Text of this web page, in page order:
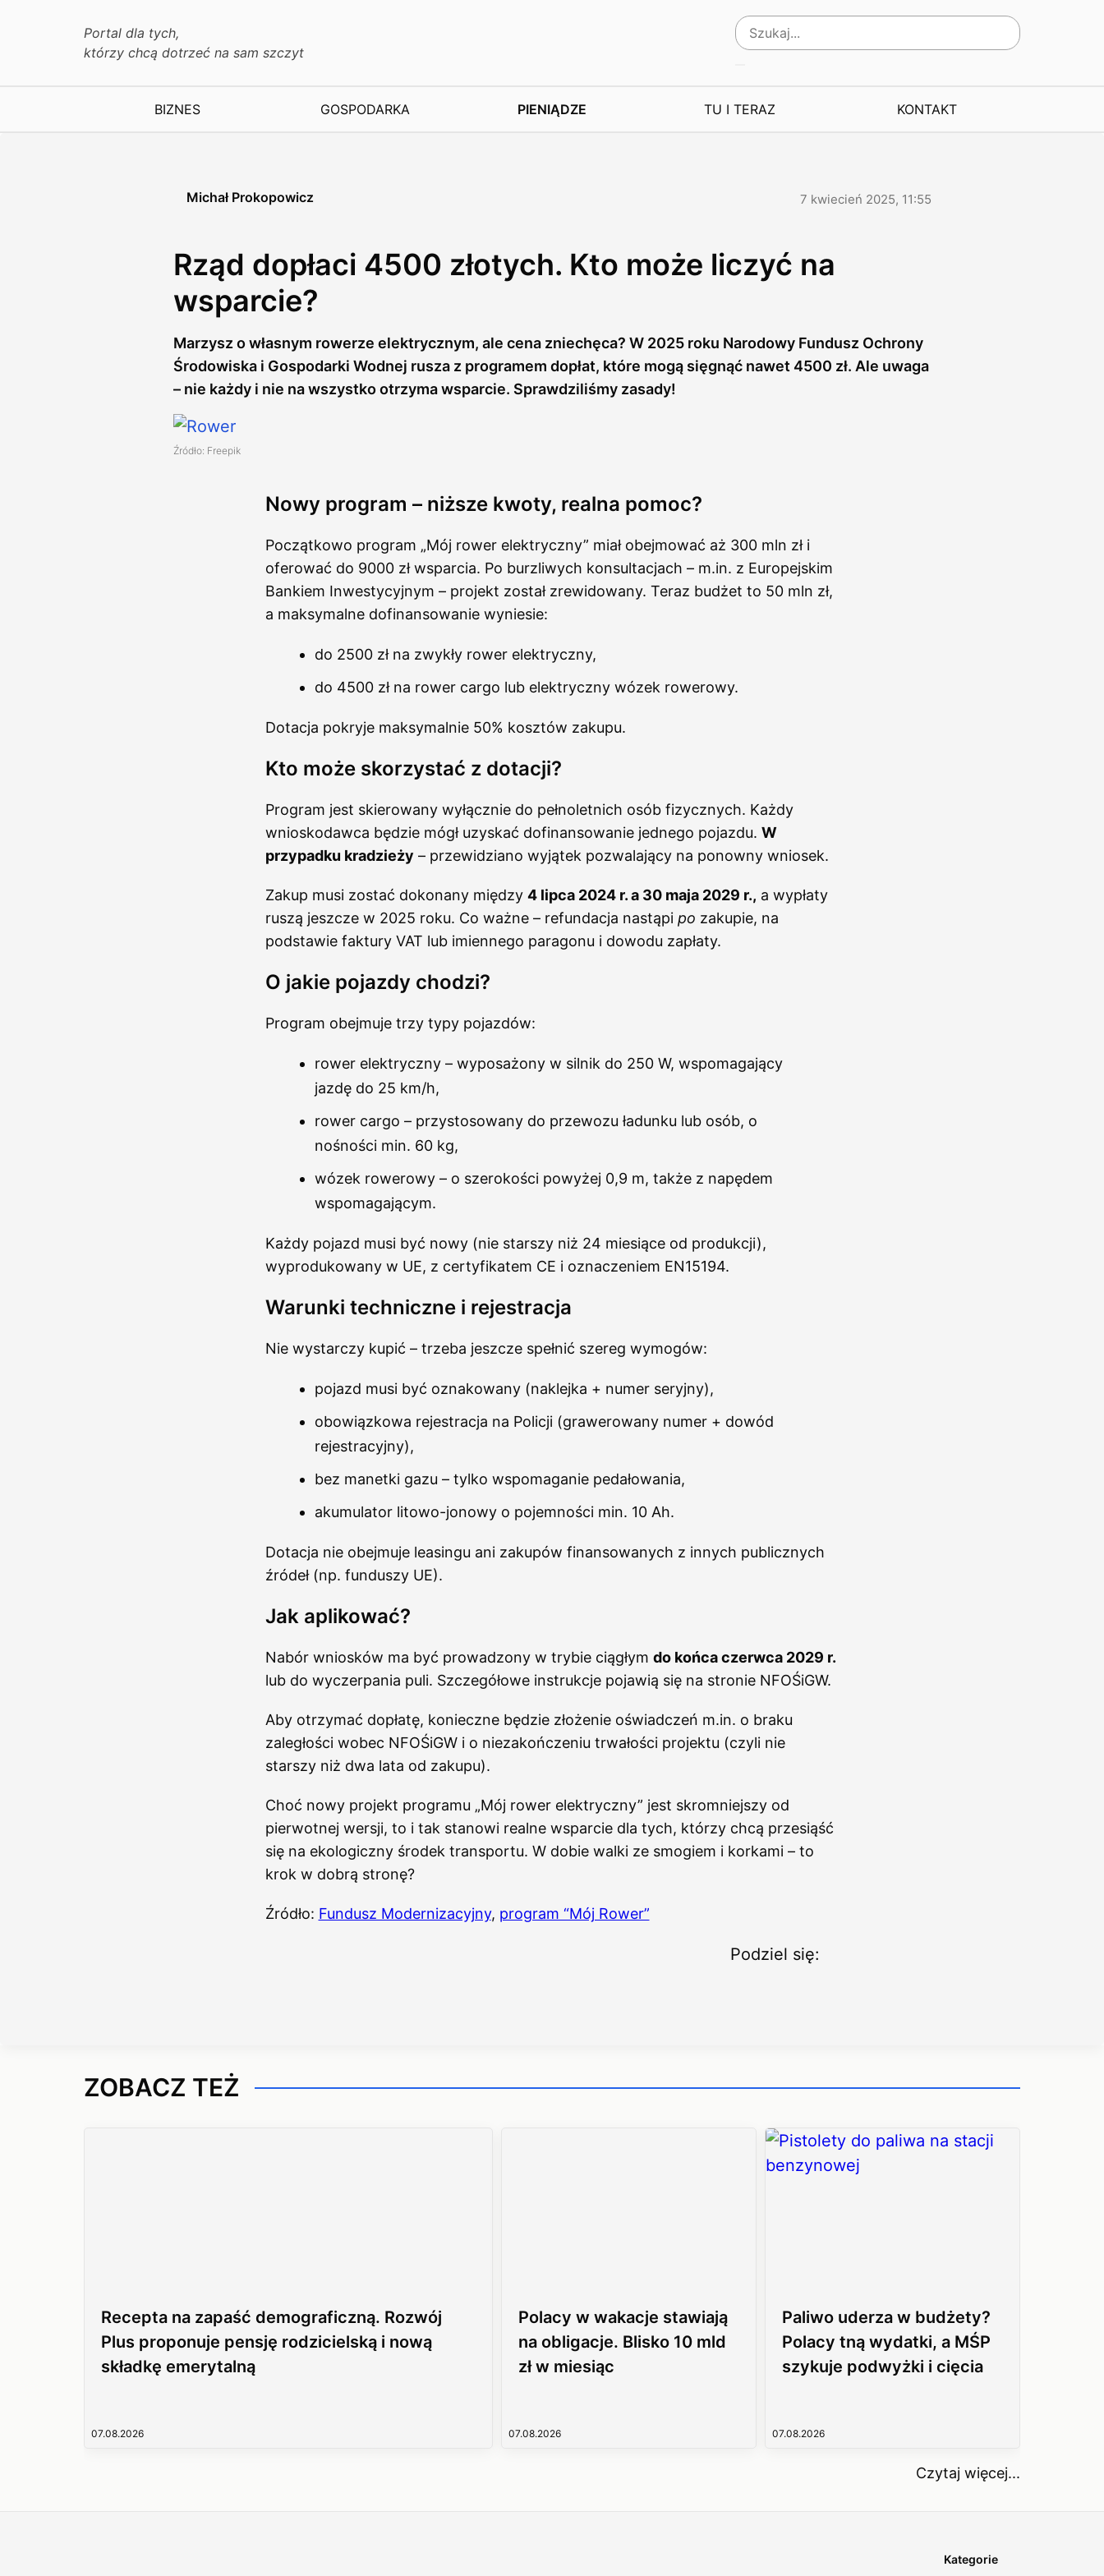
Portal dla tych,
którzy chcą dotrzeć na sam szczyt
BIZNES GOSPODARKA PIENIĄDZE TU I TERAZ KONTAKT
Michał Prokopowicz 7 kwiecień 2025, 11:55
Rząd dopłaci 4500 złotych. Kto może liczyć na
wsparcie?
Marzysz o własnym rowerze elektrycznym, ale cena zniechęca? W 2025 roku Narodowy Fundusz Ochrony
Środowiska i Gospodarki Wodnej rusza z programem dopłat, które mogą sięgnąć nawet 4500 zł. Ale uwaga
– nie każdy i nie na wszystko otrzyma wsparcie. Sprawdziliśmy zasady!
Źródło: Freepik
Nowy program – niższe kwoty, realna pomoc?
Początkowo program „Mój rower elektryczny” miał obejmować aż 300 mln zł i
oferować do 9000 zł wsparcia. Po burzliwych konsultacjach – m.in. z Europejskim
Bankiem Inwestycyjnym – projekt został zrewidowany. Teraz budżet to 50 mln zł,
a maksymalne dofinansowanie wyniesie:
do 2500 zł na zwykły rower elektryczny,
do 4500 zł na rower cargo lub elektryczny wózek rowerowy.
Dotacja pokryje maksymalnie 50% kosztów zakupu.
Kto może skorzystać z dotacji?
Program jest skierowany wyłącznie do pełnoletnich osób fizycznych. Każdy
wnioskodawca będzie mógł uzyskać dofinansowanie jednego pojazdu. W
przypadku kradzieży – przewidziano wyjątek pozwalający na ponowny wniosek.
Zakup musi zostać dokonany między 4 lipca 2024 r. a 30 maja 2029 r., a wypłaty
ruszą jeszcze w 2025 roku. Co ważne – refundacja nastąpi po zakupie, na
podstawie faktury VAT lub imiennego paragonu i dowodu zapłaty.
O jakie pojazdy chodzi?
Program obejmuje trzy typy pojazdów:
rower elektryczny – wyposażony w silnik do 250 W, wspomagający
jazdę do 25 km/h,
rower cargo – przystosowany do przewozu ładunku lub osób, o
nośności min. 60 kg,
wózek rowerowy – o szerokości powyżej 0,9 m, także z napędem
wspomagającym.
Każdy pojazd musi być nowy (nie starszy niż 24 miesiące od produkcji),
wyprodukowany w UE, z certyfikatem CE i oznaczeniem EN15194.
Warunki techniczne i rejestracja
Nie wystarczy kupić – trzeba jeszcze spełnić szereg wymogów:
pojazd musi być oznakowany (naklejka + numer seryjny),
obowiązkowa rejestracja na Policji (grawerowany numer + dowód
rejestracyjny),
bez manetki gazu – tylko wspomaganie pedałowania,
akumulator litowo-jonowy o pojemności min. 10 Ah.
Dotacja nie obejmuje leasingu ani zakupów finansowanych z innych publicznych
źródeł (np. funduszy UE).
Jak aplikować?
Nabór wniosków ma być prowadzony w trybie ciągłym do końca czerwca 2029 r.
lub do wyczerpania puli. Szczegółowe instrukcje pojawią się na stronie NFOŚiGW.
Aby otrzymać dopłatę, konieczne będzie złożenie oświadczeń m.in. o braku
zaległości wobec NFOŚiGW i o niezakończeniu trwałości projektu (czyli nie
starszy niż dwa lata od zakupu).
Choć nowy projekt programu „Mój rower elektryczny” jest skromniejszy od
pierwotnej wersji, to i tak stanowi realne wsparcie dla tych, którzy chcą przesiąść
się na ekologiczny środek transportu. W dobie walki ze smogiem i korkami – to
krok w dobrą stronę?
Źródło: Fundusz Modernizacyjny, program “Mój Rower”
Podziel się:
ZOBACZ TEŻ
Recepta na zapaść demograficzną. Rozwój
Plus proponuje pensję rodzicielską i nową
składkę emerytalną
07.08.2026
Polacy w wakacje stawiają
na obligacje. Blisko 10 mld
zł w miesiąc
07.08.2026
Paliwo uderza w budżety?
Polacy tną wydatki, a MŚP
szykuje podwyżki i cięcia
07.08.2026
Czytaj więcej...
Kategorie